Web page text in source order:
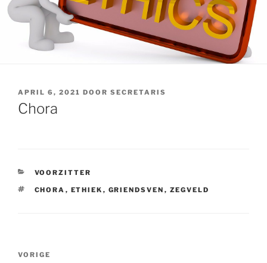
GEPLAATST
OP
APRIL 6, 2021 DOOR SECRETARIS
Chora
CATEGORIEËN
VOORZITTER
TAGS
CHORA , ETHIEK , GRIENDSVEN , ZEGVELD
Bericht
Vorig
VORIGE